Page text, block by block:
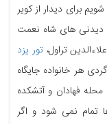
برای دیدار از کویر
دیدنی های شاه نعمت
تراول،تور یزد
هر خانواده جایگاه
محله فهادان و آتشکده
تمام نمی شود و اگر